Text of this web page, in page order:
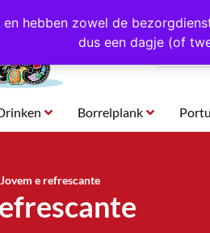
hebben zowel de
dus een dagje (of
Eigen import uit Portugal
Borrelplank
Jovem e refrescante